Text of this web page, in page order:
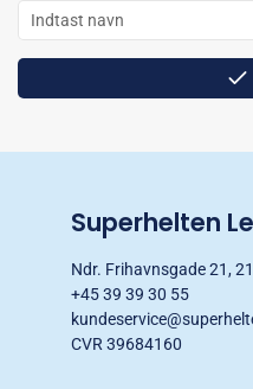
Superhelten
Ndr. Frihavnsgade 21,
+45 39 39 30 55
CVR 39684160